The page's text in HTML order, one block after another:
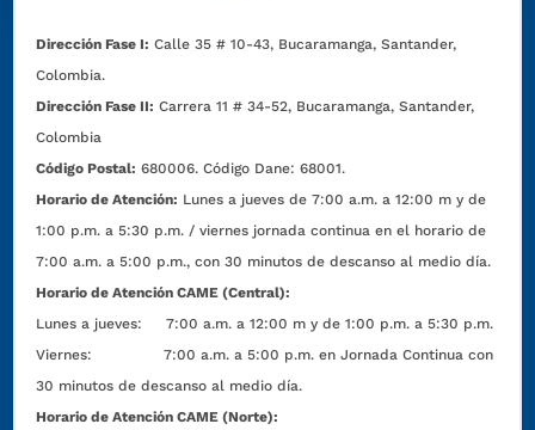
Dirección Fase I: Calle 35 # 10-43, Bucaramanga, Santander,
Colombia.
Dirección Fase II: Carrera 11 # 34-52, Bucaramanga, Santander,
Colombia
Código Postal: 680006. Código Dane: 68001.
Horario de Atención: Lunes a jueves de 7:00 a.m. a 12:00 m y de
1:00 p.m. a 5:30 p.m. / viernes jornada continua en el horario de
7:00 a.m. a 5:00 p.m., con 30 minutos de descanso al medio día.
Horario de Atención CAME (Central):
Lunes a jueves: 7:00 a.m. a 12:00 m y de 1:00 p.m. a 5:30 p.m.
Viernes: 7:00 a.m. a 5:00 p.m. en Jornada Continua con
30 minutos de descanso al medio día.
Horario de Atención CAME (Norte):